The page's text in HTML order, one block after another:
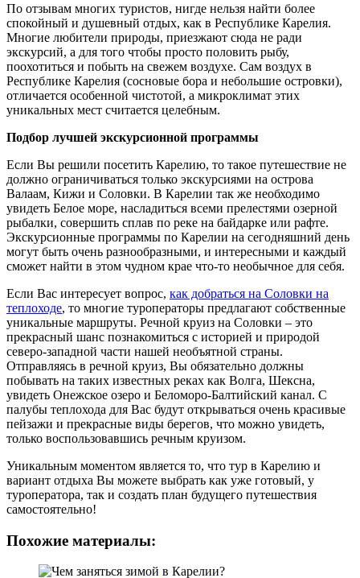
По отзывам многих туристов, нигде нельзя найти более
спокойный и душевный отдых, как в Республике Карелия.
Многие любители природы, приезжают сюда не ради
экскурсий, а для того чтобы просто половить рыбу,
поохотиться и побыть на свежем воздухе. Сам воздух в
Республике Карелия (сосновые бора и небольшие островки),
отличается особенной чистотой, а микроклимат этих
уникальных мест считается целебным.
Подбор лучшей экскурсионной программы
Если Вы решили посетить Карелию, то такое путешествие не
должно ограничиваться только экскурсиями на острова
Валаам, Кижи и Соловки. В Карелии так же необходимо
увидеть Белое море, насладиться всеми прелестями озерной
рыбалки, совершить сплав по реке на байдарке или рафте.
Экскурсионные программы по Карелии на сегодняшний день
могут быть очень разнообразными, и интересными и каждый
сможет найти в этом чудном крае что-то необычное для себя.
Если Вас интересует вопрос, как добраться на Соловки на
теплоходе, то многие туроператоры предлагают собственные
уникальные маршруты. Речной круиз на Соловки – это
прекрасный шанс познакомиться с историей и природой
северо-западной части нашей необъятной страны.
Отправляясь в речной круиз, Вы обязательно должны
побывать на таких известных реках как Волга, Шексна,
увидеть Онежское озеро и Беломоро-Балтийский канал. С
палубы теплохода для Вас будут открываться очень красивые
пейзажи и прекрасные виды берегов, что можно увидеть,
только воспользовавшись речным круизом.
Уникальным моментом является то, что тур в Карелию и
вариант отдыха Вы можете выбрать как уже готовый, у
туроператора, так и создать план будущего путешествия
самостоятельно!
Похожие материалы: